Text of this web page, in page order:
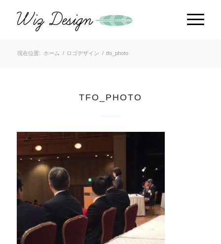
現在位置: ホーム / ロゴデザイン / tfo_photo
TFO_PHOTO